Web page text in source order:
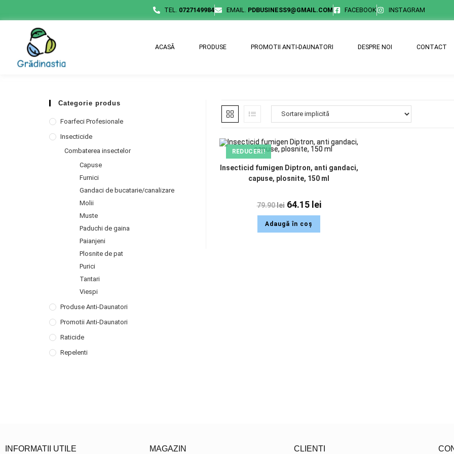
TEL. 0727149984 EMAIL. PDBUSINESS9@GMAIL.COM FACEBOOK INSTAGRAM
ACASĂ PRODUSE PROMOTII ANTI-DAUNATORI DESPRE NOI CONTACT
REDUCERI!
Insecticid fumigen Diptron, anti gandaci,
capuse, plosnite, 150 ml
79.90lei 64.15 lei
Adaugă în coș
Categorie produs
Foarfeci Profesionale
Insecticide
Combaterea insectelor
Capuse
Furnici
Gandaci de bucatarie/canalizare
Molii
Muste
Paduchi de gaina
Paianjeni
Plosnite de pat
Purici
Tantari
Viespi
Produse Anti-Daunatori
Promotii Anti-Daunatori
Raticide
Repelenti
INFORMATII UTILE MAGAZIN CLIENTI